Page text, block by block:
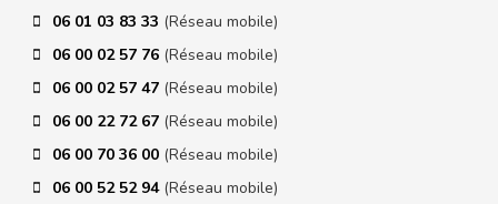
06 01 03 83 33 (Réseau mobile)
06 00 02 57 76 (Réseau mobile)
06 00 02 57 47 (Réseau mobile)
06 00 22 72 67 (Réseau mobile)
06 00 70 36 00 (Réseau mobile)
06 00 52 52 94 (Réseau mobile)